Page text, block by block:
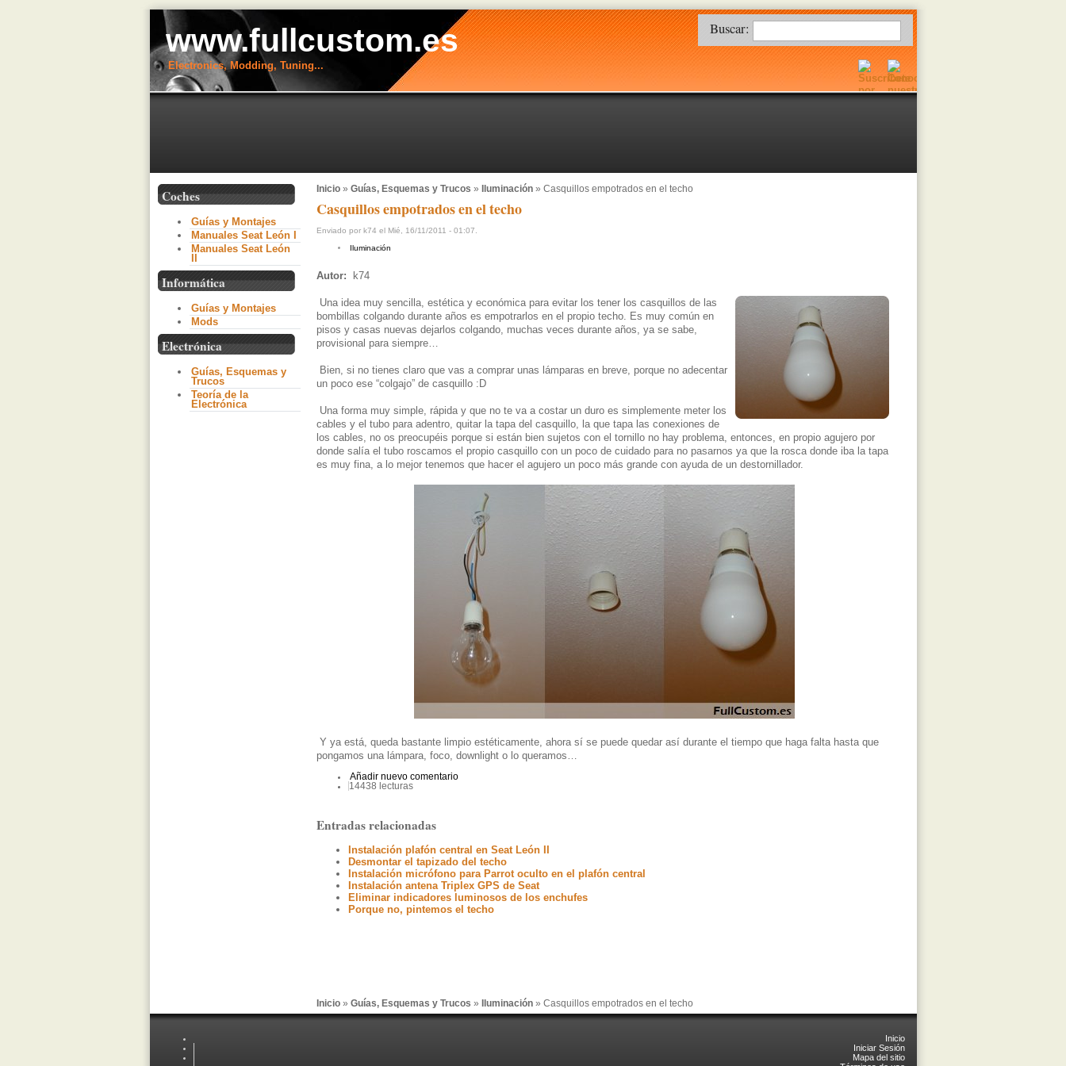
www.fullcustom.es
Electronics, Modding, Tuning...
Buscar:
Coches
Guías y Montajes
Manuales Seat León I
Manuales Seat León
Informática
Guías y Montajes
Mods
Electrónica
Guías, Esquemas y
Trucos
Teoría de la
Electrónica
Inicio» Guías, Esquemas y Trucos » Iluminación» Casquillos empotrados en el techo
Casquillos empotrados en el techo
Enviado por k74 el Mié, 16/11/2011 - 01:07.
Iluminación
Autor: k74
Una idea muy sencilla, estética y económica para evitar los tener los casquillos de las
bombillas colgando durante años es empotrarlos en el propio techo. Es muy común en
pisos y casas nuevas dejarlos colgando, muchas veces durante años, ya se sabe,
provisional para siempre…
Bien, si no tienes claro que vas a comprar unas lámparas en breve, porque no adecentar
un poco ese “colgajo” de casquillo :D
Una forma muy simple, rápida y que no te va a costar un duro es simplemente meter los
cables y el tubo para adentro, quitar la tapa del casquillo, la que tapa las conexiones de
los cables, no os preocupéis porque si están bien sujetos con el tornillo no hay problema, entonces, en propio agujero por
donde salía el tubo roscamos el propio casquillo con un poco de cuidado para no pasarnos ya que la rosca donde iba la tapa
es muy fina, a lo mejor tenemos que hacer el agujero un poco más grande con ayuda de un destornillador.
Y ya está, queda bastante limpio estéticamente, ahora sí se puede quedar así durante el tiempo que haga falta hasta que
pongamos una lámpara, foco, downlight o lo queramos…
Añadir nuevo comentario
14438 lecturas
Entradas relacionadas
Instalación plafón central en Seat León II
Desmontar el tapizado del techo
Instalación micrófono para Parrot oculto en el plafón central
Instalación antena Triplex GPS de Seat
Eliminar indicadores luminosos de los enchufes
Porque no, pintemos el techo
Inicio» Guías, Esquemas y Trucos » Iluminación» Casquillos empotrados en el techo
Inicio
Iniciar Sesión
Mapa del sitio